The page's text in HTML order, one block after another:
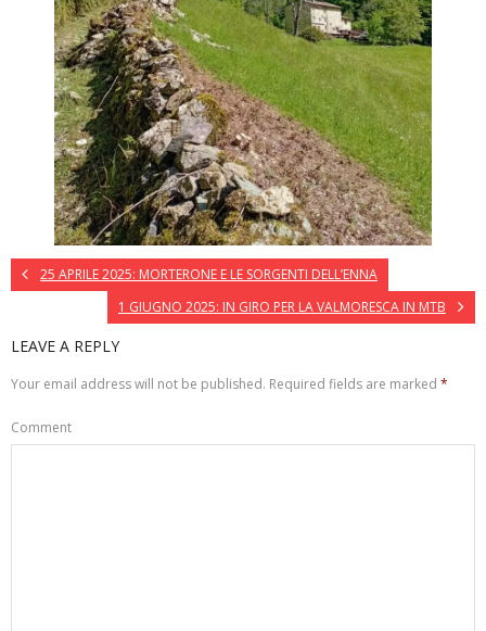
25 APRILE 2025: MORTERONE E LE SORGENTI DELL’ENNA
1 GIUGNO 2025: IN GIRO PER LA VALMORESCA IN MTB
LEAVE A REPLY
Your email address will not be published. Required fields are marked *
Comment